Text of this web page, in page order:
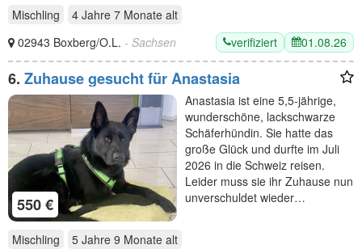
Mischling 4 Jahre 7 Monate alt
02943 Boxberg/O.L. - Sachsen verifiziert 01.08.26
6. Zuhause gesucht für Anastasia
550 €
Anastasia ist eine 5,5-jährige,
wunderschöne, lackschwarze
Schäferhündin. Sie hatte das
große Glück und durfte im Juli
2026 in die Schweiz reisen.
Leider muss sie ihr Zuhause nun
unverschuldet wieder…
Mischling 5 Jahre 9 Monate alt